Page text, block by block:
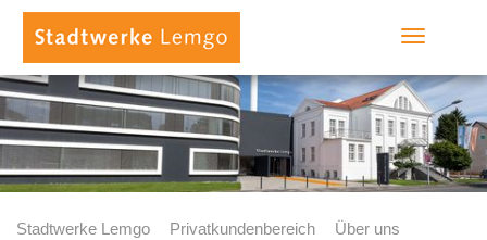
Toggle
Stadtwerke Lemgo Privatkundenbereich
Über uns